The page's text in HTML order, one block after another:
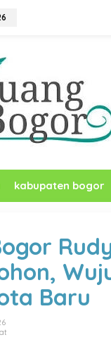
kabupaten bogor
Baru